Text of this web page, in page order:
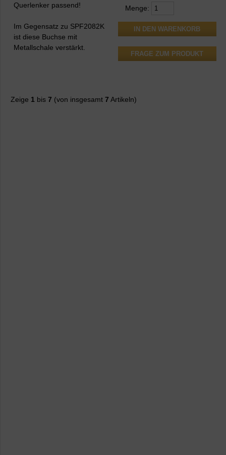
Menge:
FRAGE ZUM PRODUKT
Querlenker passend!
Im Gegensatz zu SPF2082K
ist diese Buchse mit
Metallschale verstärkt.
Zeige 1 bis 7 (von insgesamt 7 Artikeln)